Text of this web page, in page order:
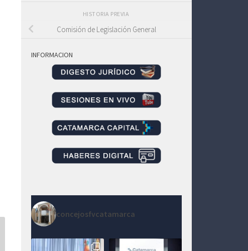
HISTORIA PREVIA
Comisión de Legislación General
INFORMACION
concejosfvcatamarca